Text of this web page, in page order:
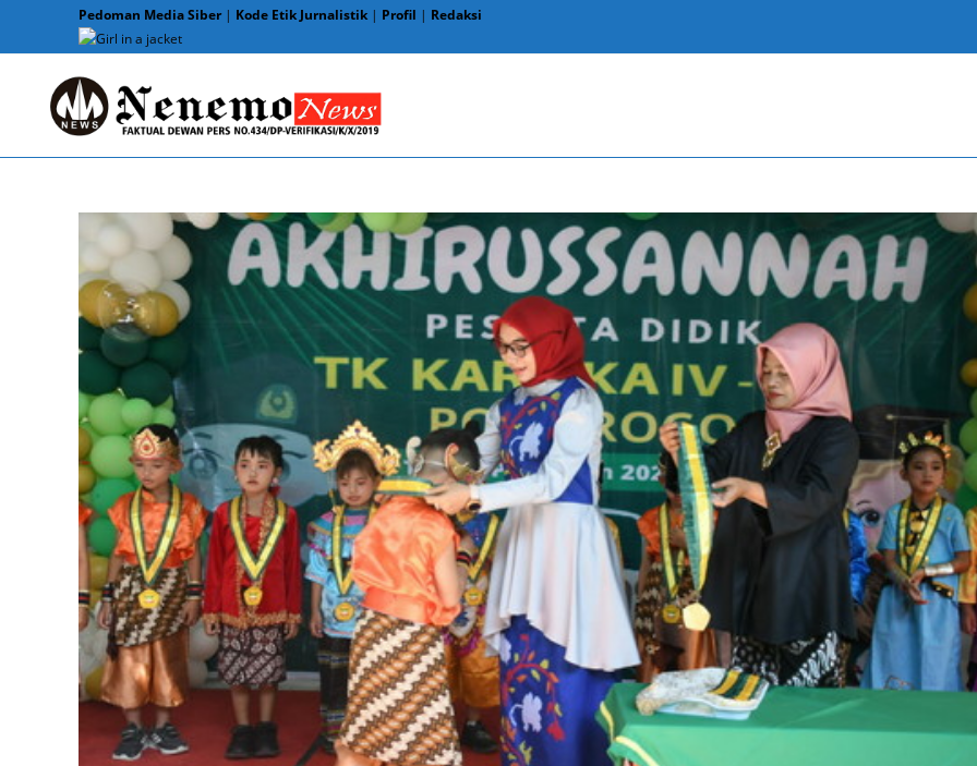
Pedoman Media Siber| Kode Etik Jurnalistik | Profil | Redaksi